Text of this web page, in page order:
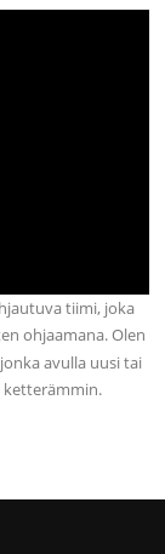
tiimi, joka
ohjaamana. Olen
avulla uusi tai
ketterämmin.